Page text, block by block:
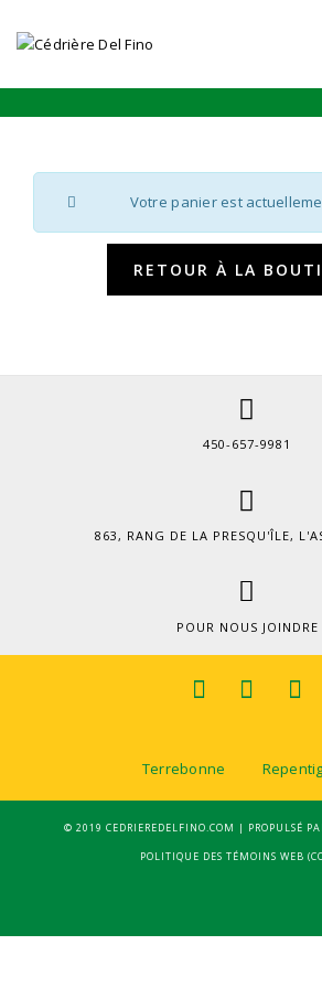
PANIER
Votre panier est
RETOUR À LA
450-657-9981
863, RANG DE LA PRESQU'ÎLE,
POUR NOUS JOINDRE
Terrebonne
© 2019 CEDRIEREDELFINO.COM | PROPULSÉ
POLITIQUE DES TÉMOINS WEB